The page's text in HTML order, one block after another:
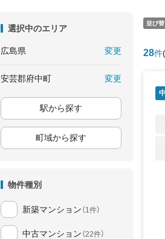
選択中のエリア
広島県 変更
安芸郡府中町 変更
駅から探す
町域から探す
物件種別
新築マンション （1件）
中古マンション （22件）
並び替
28件